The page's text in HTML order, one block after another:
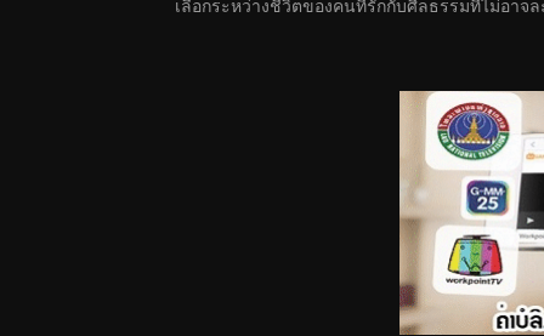
เลือกระหว่างชีวิตของคนที่รักกับศีลธรรมที่ไม่อาจล